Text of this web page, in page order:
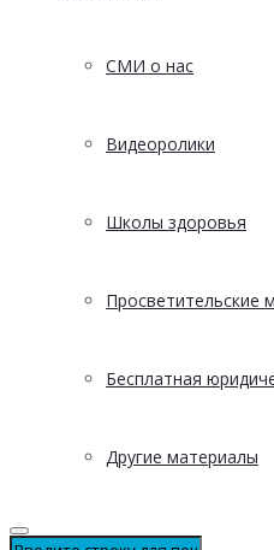
СМИ о нас
Видеоролики
Школы здоровья
Просветительские
Бесплатная
Другие материалы